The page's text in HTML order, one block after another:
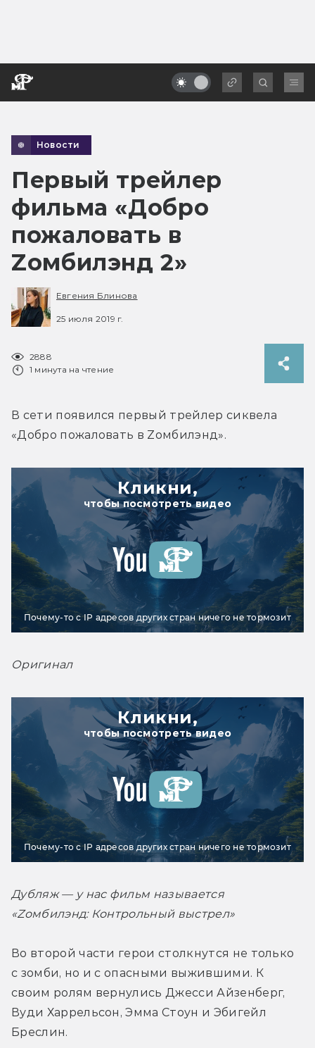
Новости
Первый трейлер
фильма «Добро
пожаловать в
Zомбилэнд 2»
Евгения Блинова
25 июля 2019 г.
2888
1 минута на чтение
В сети появился первый трейлер сиквела
«Добро пожаловать в Zомбилэнд».
Кликни,
чтобы посмотреть видео
Почему-то с IP адресов других стран ничего не тормозит
Оригинал
Кликни,
чтобы посмотреть видео
Почему-то с IP адресов других стран ничего не тормозит
Дубляж — у нас фильм называется
«Zомбилэнд: Контрольный выстрел»
Во второй части герои столкнутся не только
с зомби, но и с опасными выжившими. К
своим ролям вернулись Джесси Айзенберг,
Вуди Харрельсон, Эмма Стоун и Эбигейл
Бреслин.